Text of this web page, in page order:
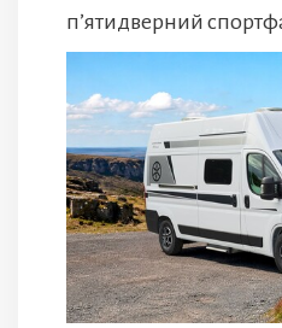
п’ятидверний